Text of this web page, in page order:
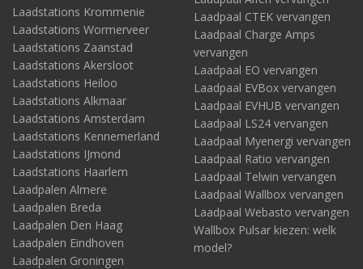
Laadstations Krommenie
Laadstations Wormerveer
Laadstations Zaanstad
Laadstations Akersloot
Laadstations Heiloo
Laadstations Alkmaar
Laadstations Amsterdam
Laadstations Kennemerland
Laadstations IJmond
Laadstations Haarlem
Laadpalen Almere
Laadpalen Breda
Laadpalen Den Haag
Laadpalen Eindhoven
Laadpalen Groningen
Laadpaal CTEK vervangen
Laadpaal Charge Amps
vervangen
Laadpaal EO vervangen
Laadpaal EVBox vervangen
Laadpaal EVHUB vervangen
Laadpaal LS24 vervangen
Laadpaal Myenergi vervangen
Laadpaal Ratio vervangen
Laadpaal Telwin vervangen
Laadpaal Wallbox vervangen
Laadpaal Webasto vervangen
Wallbox Pulsar kiezen: welk
model?